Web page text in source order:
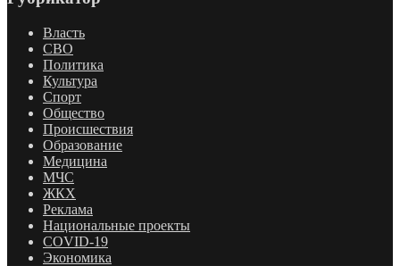
Власть
СВО
Политика
Культура
Спорт
Общество
Происшествия
Образование
Медицина
МЧС
ЖКХ
Реклама
Национальные проекты
COVID-19
Экономика